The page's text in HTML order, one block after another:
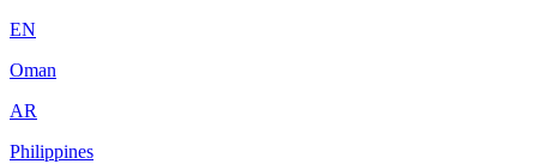
EN
Oman
AR
Philippines